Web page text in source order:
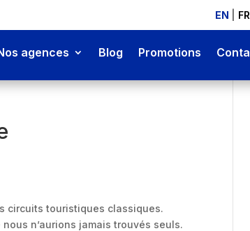
EN FR
agences Blog Promotions
circuits touristiques classiques.
n’aurions jamais trouvés seuls.